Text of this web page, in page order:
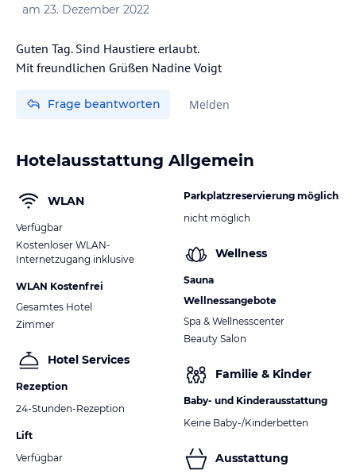
am 23. Dezember 2022
Guten Tag. Sind Haustiere erlaubt.
Frage beantworten Melden
Hotelausstattung Allgemein
WLAN
Verfügbar
Kostenloser WLAN-
Internetzugang inklusive
WLAN Kostenfrei
Gesamtes Hotel
Zimmer
Hotel Services
Rezeption
24-Stunden-Rezeption
Lift
Verfügbar
Parkplatzreservierung möglich
nicht möglich
Wellness
Sauna
Wellnessangebote
Spa & Wellnesscenter
Beauty Salon
Familie & Kinder
Baby- und Kinderausstattung
Keine Baby-/Kinderbetten
Ausstattung